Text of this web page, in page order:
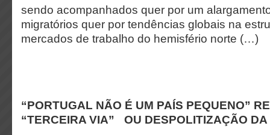
sendo acompanhados quer por um
migratórios quer por tendências globais na
mercados de trabalho do hemisfério norte (…)
“PORTUGAL NÃO É UM PAÍS PEQUENO”
“TERCEIRA VIA” OU DESPOLITIZAÇÃO